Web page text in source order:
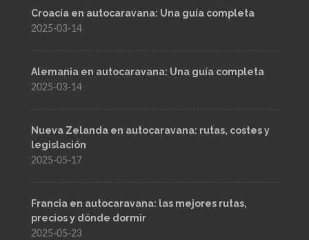
Croacia en autocaravana: Una guía completa
2025-03-14
Alemania en autocaravana: Una guía completa
2025-03-14
Nueva Zelanda en autocaravana: rutas, costes y
legislación
2025-05-17
Francia en autocaravana: las mejores rutas,
precios y dónde dormir
2025-05-23